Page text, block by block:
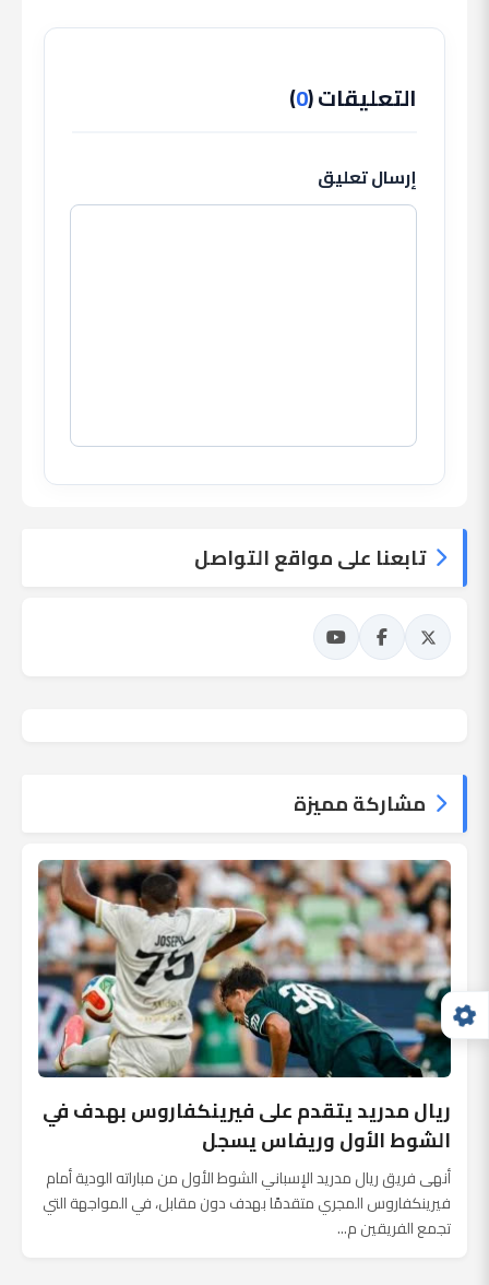
التعليقات (0
)
إرسال تعليق
تابعنا على مواقع التواصل
مشاركة مميزة
ريال مدريد يتقدم على فيرينكفاروس بهدف في
الشوط الأول وريفاس يسجل
أنهى فريق ريال مدريد الإسباني الشوط الأول من مباراته الودية أمام
فيرينكفاروس المجري متقدمًا بهدف دون مقابل، في المواجهة التي
تجمع الفريقين م...